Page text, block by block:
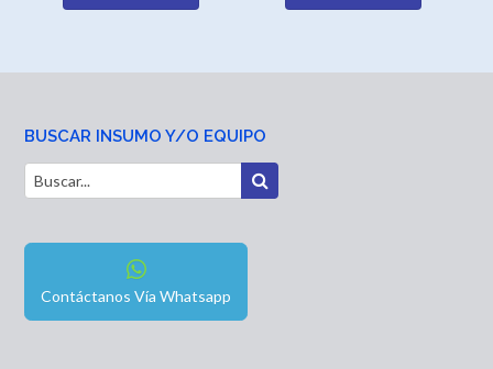
BUSCAR INSUMO Y/O EQUIPO
Contáctanos Vía Whatsapp